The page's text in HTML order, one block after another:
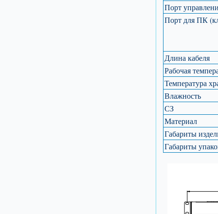
Порт
Порт для ПК
Длина кабеля
Рабочая
Температура
Влажность
СЗ
Материал
Габариты
Габариты